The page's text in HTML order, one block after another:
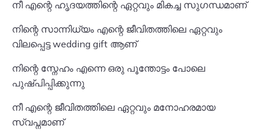
നീ എന്റെ ഹൃദയത്തിന്റെ ഏറ്റവും മികച്ച സുഗന്ധമാണ്
നിന്റെ സാന്നിധ്യം എന്റെ ജീവിതത്തിലെ ഏറ്റവും
വിലപ്പെട്ട wedding gift ആണ്
നിന്റെ സ്നേഹം എന്നെ ഒരു പൂന്തോട്ടം പോലെ
പുഷ്പിപ്പിക്കുന്നു
നീ എന്റെ ജീവിതത്തിലെ ഏറ്റവും മനോഹരമായ
സ്വപ്നമാണ്